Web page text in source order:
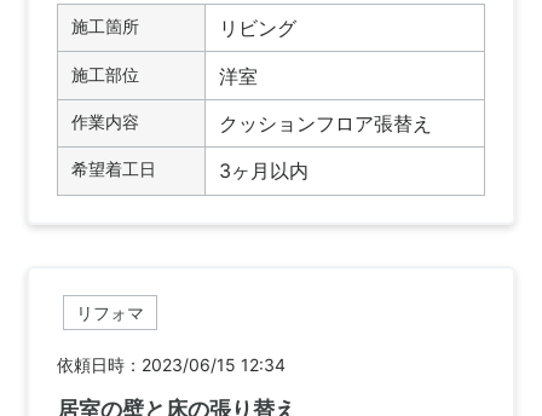
施工箇所 リビング
施工部位 洋室
作業内容 クッションフロア張替え
希望着工日 3ヶ月以内
リフォマ
依頼日時：2023/06/15 12:34
居室の壁と床の張り替え